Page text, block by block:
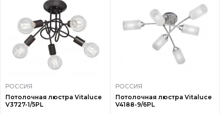
РОССИЯ
Потолочная люстра Vitaluce
V3727-1/5PL
РОССИЯ
Потолочная люстра Vitaluce
V4188-9/6PL